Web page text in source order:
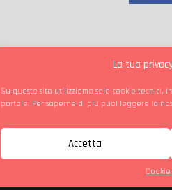
La tua
Su questo sito utilizziamo solo cookie tecnici,
portale. Per saperne di più puoi leggere la
Accetta
Contattaci